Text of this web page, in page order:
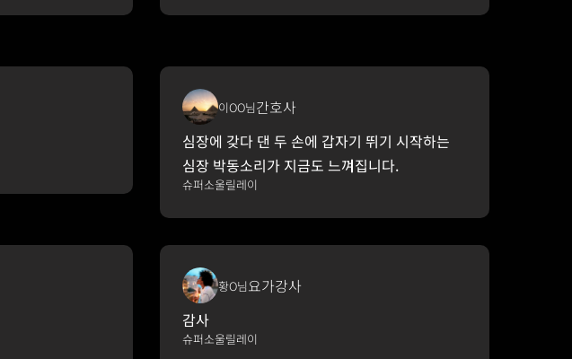
이OO님간호사
심장에 갖다 댄 두 손에 갑자기 뛰기 시작하는
심장 박동소리가 지금도 느껴집니다.
슈퍼소울릴레이
황O님요가강사
감사
슈퍼소울릴레이